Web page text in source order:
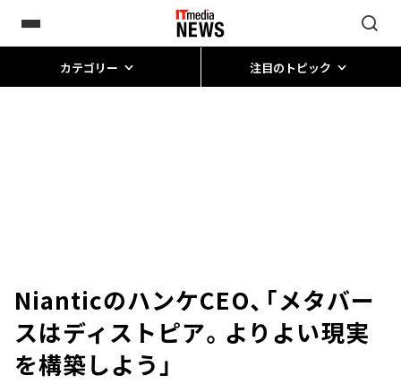
カテゴリー 注目のトピック
NianticのハンケCEO、「メタバー
スはディストピア。よりよい現実
を構築しよう」